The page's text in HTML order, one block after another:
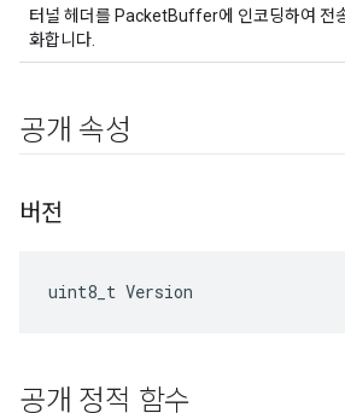
터널 헤더를 PacketBuffer에 인코딩하여 전
화합니다.
공개 속성
버전
uint8_t Version
공개 정적 함수